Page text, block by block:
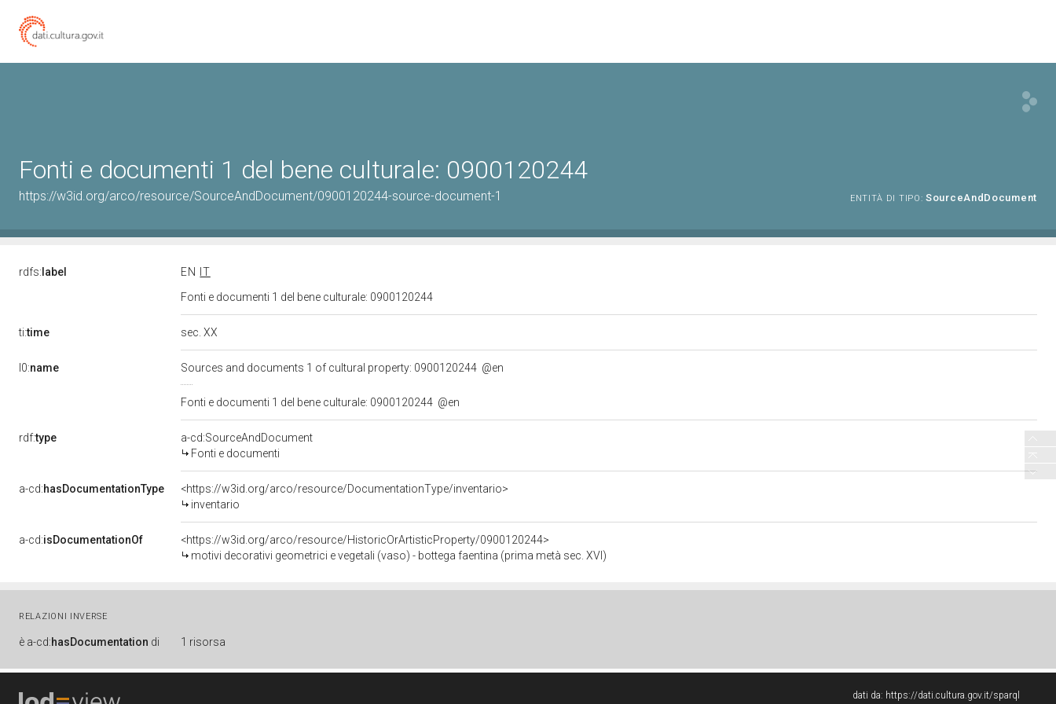
Fonti e documenti 1 del bene culturale: 0900120244
https://w3id.org/arco/resource/SourceAndDocument/0900120244-source-document-1 ENTITÀ DI TIPO: SourceAndDocument
rdfs: label EN
IT
Fonti e documenti 1 del bene culturale: 0900120244
ti:time sec. XX
l0:name Sources and documents 1 of cultural property: 0900120244 @en
Fonti e documenti 1 del bene culturale: 0900120244 @en
rdf:type
a-cd:SourceAndDocument
Fonti e documenti
a-cd:hasDocumentationType
<https://w3id.org/arco/resource/DocumentationType/inventario>
inventario
a-cd:isDocumentationOf
<https://w3id.org/arco/resource/HistoricOrArtisticProperty/0900120244>
motivi decorativi geometrici e vegetali (vaso) - bottega faentina (prima metà sec. XVI)
RELAZIONI INVERSE
è a-cd:hasDocumentation di 1 risorsa
dati da: https://dati.cultura.gov.it/sparql